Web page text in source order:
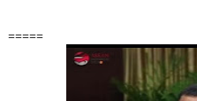
=====